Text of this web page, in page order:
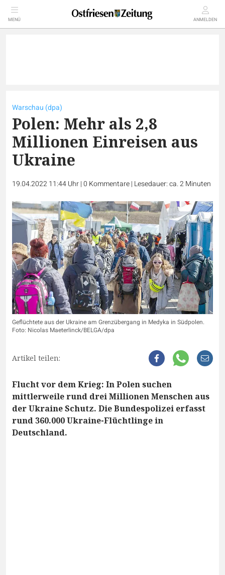
MENÜ ANMELDEN
Warschau (dpa)
Polen: Mehr als 2,8
Millionen Einreisen aus
Ukraine
19.04.2022 11:44 Uhr|0 Kommentare| Lesedauer: ca. 2 Minuten
Geflüchtete aus der Ukraine am Grenzübergang in Medyka in Südpolen.
Foto: Nicolas Maeterlinck/BELGA/dpa
Artikel teilen:
Flucht vor dem Krieg: In Polen suchen
mittlerweile rund drei Millionen Menschen aus
der Ukraine Schutz. Die Bundespolizei erfasst
rund 360.000 Ukraine-Flüchtlinge in
Deutschland.